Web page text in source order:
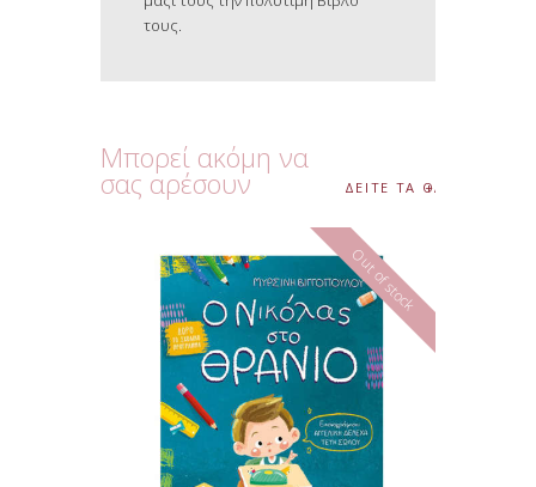
τους.
Μπορεί ακόμη να
σας αρέσουν ΔΕΙΤΕ ΤΑ ΟΛΑ
Out of stock